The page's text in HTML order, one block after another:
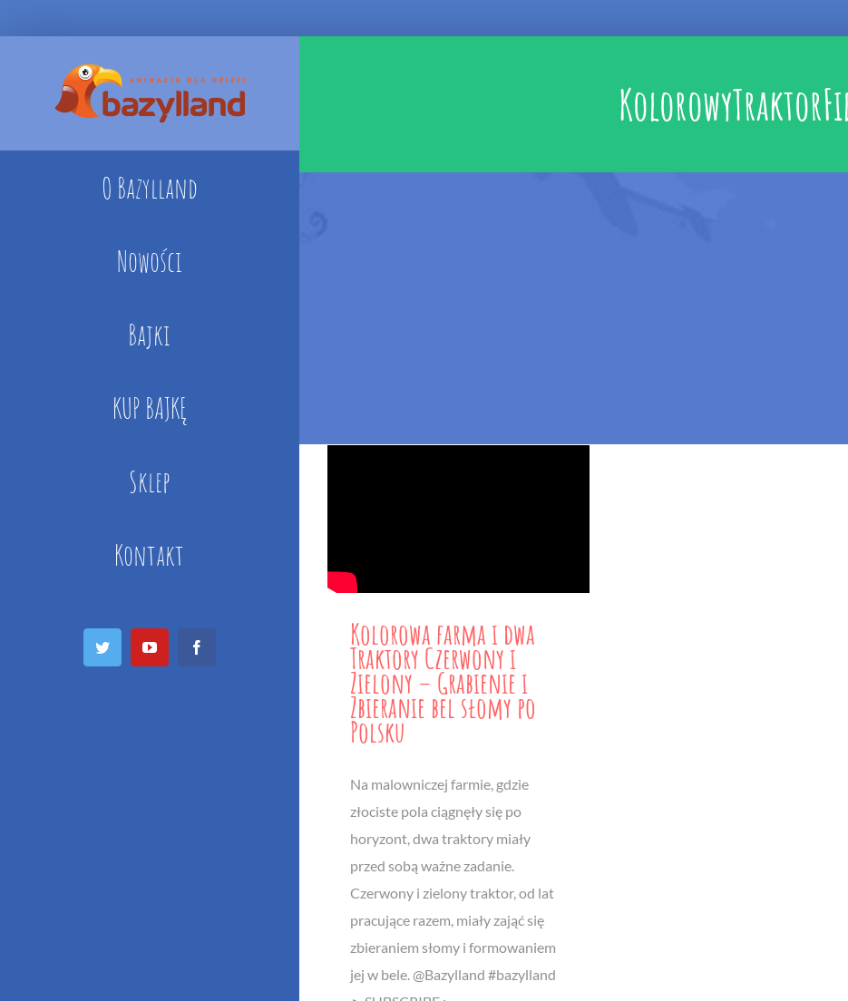
O Bazylland
Nowości
Bajki
KUP BAJKĘ
Sklep
Kontakt
Twitter YouTube Kolorowa farma i dwa
Traktory Czerwony i
Zielony – Grabienie i
Zbieranie bel słomy po
Polsku
Na malowniczej farmie, gdzie
złociste pola ciągnęły się po
horyzont, dwa traktory miały
przed sobą ważne zadanie.
Czerwony i zielony traktor, od lat
pracujące razem, miały zająć się
zbieraniem słomy i formowaniem
jej w bele. @Bazylland #bazylland